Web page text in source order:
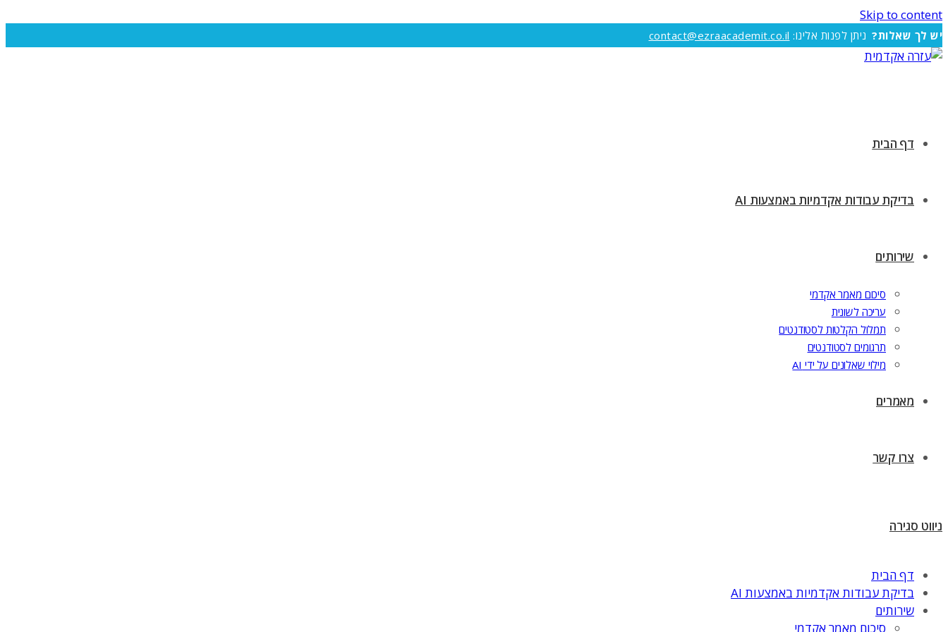
Skip to content
יש לך שאלות? ניתן לפנות אלינו: contact@ezraacademit.co.il
דף הבית
בדיקת עבודות אקדמיות באמצעות AI
שירותים
סיכום מאמר אקדמי
עריכה לשונית
תמלול הקלטות לסטודנטים
תרגומים לסטודנטים
מילוי שאלונים על ידי AI
מאמרים
צרו קשר
ניווט סגירה
דף הבית
בדיקת עבודות אקדמיות באמצעות AI
שירותים
סיכום מאמר אקדמי